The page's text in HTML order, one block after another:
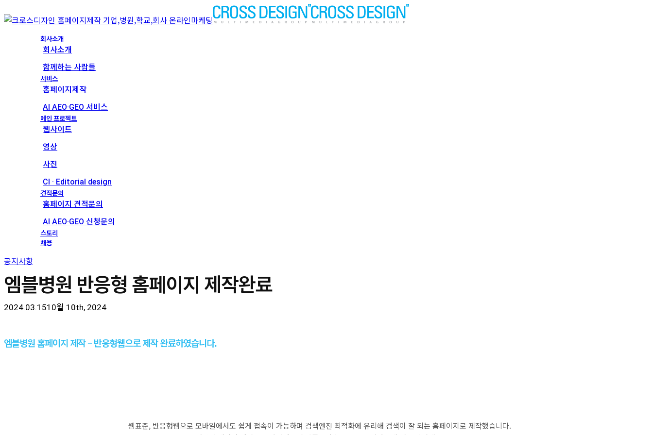
회사소개
회사소개
함께하는 사람들
서비스
홈페이지제작
AI AEO·GEO 서비스
메인 프로젝트
웹사이트
영상
사진
CI · Editorial design
견적문의
홈페이지 견적문의
AI AEO·GEO 신청문의
스토리
채용
공지사항
엠블병원 반응형 홈페이지 제작완료
2024.03.1510월 10th, 2024
엠블병원 홈페이지 제작 – 반응형웹으로 제작 완료하였습니다.
웹표준, 반응형웹으로 모바일에서도 쉽게 접속이 가능하며 검색엔진 최적화에 유리해 검색이 잘 되는 홈페이지로 제작했습니다.